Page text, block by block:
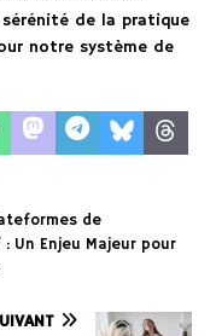
de la pratique
notre système de
de
Un Enjeu Majeur pour